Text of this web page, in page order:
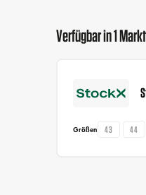
Verfügbar in 1
Größen 43 44